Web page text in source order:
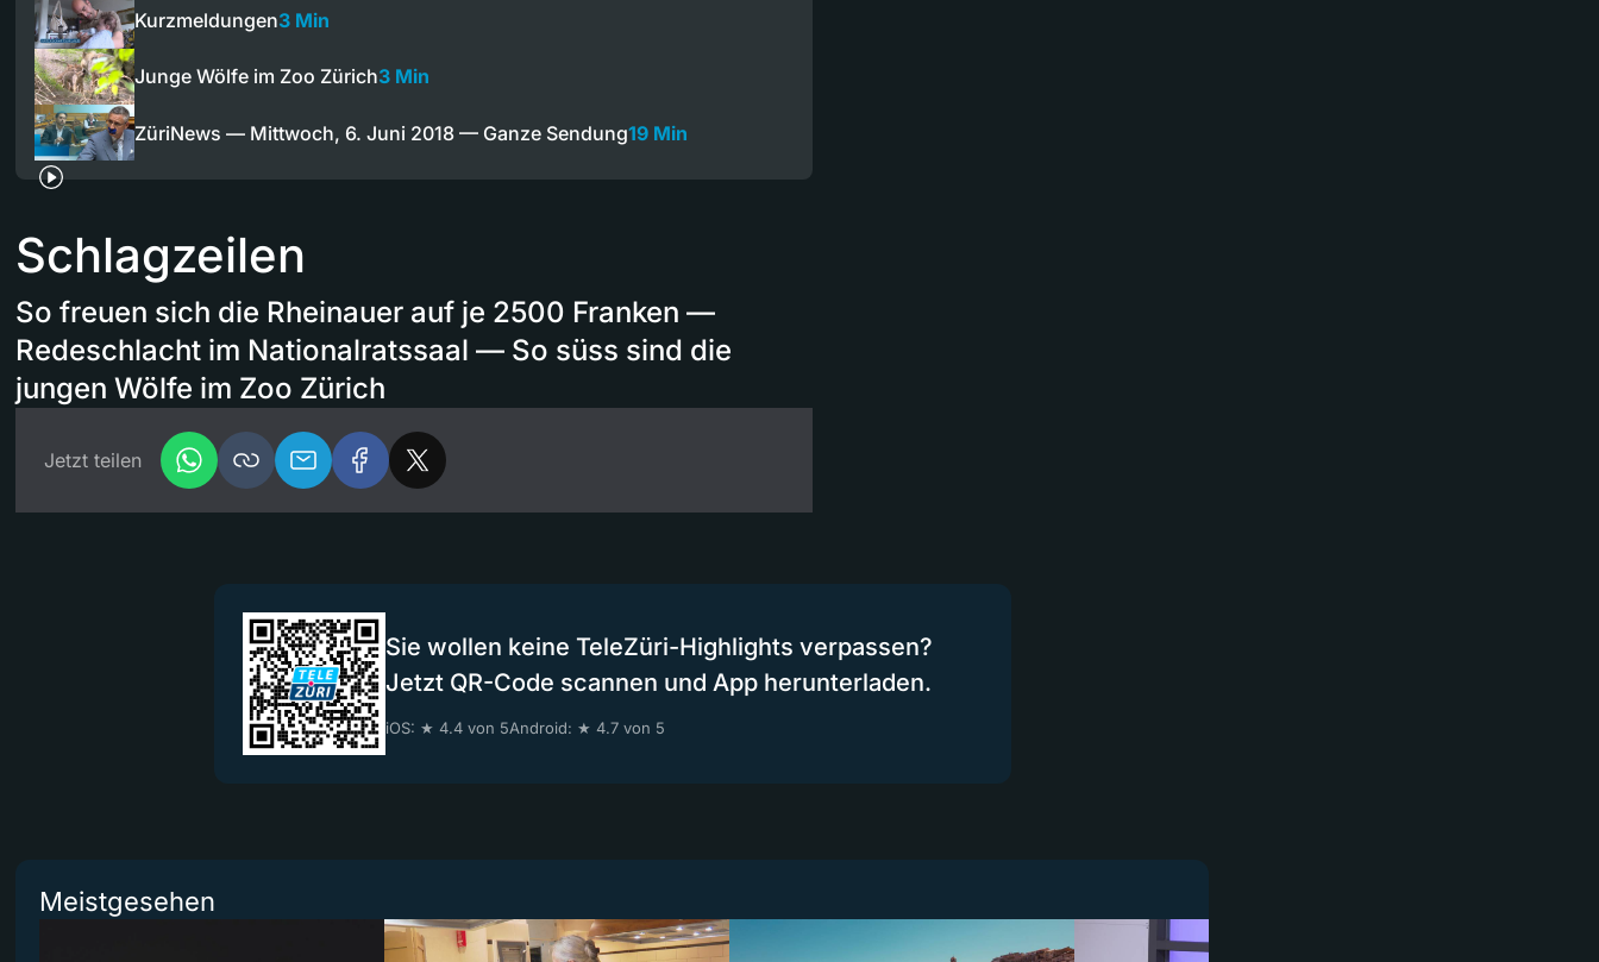
Kurzmeldungen3 Min
Junge Wölfe im Zoo Zürich3 Min
ZüriNews — Mittwoch, 6. Juni 2018 — Ganze Sendung19 Min
Schlagzeilen
So freuen sich die Rheinauer auf je 2500 Franken —
Redeschlacht im Nationalratssaal — So süss sind die
jungen Wölfe im Zoo Zürich
Jetzt teilen
Sie wollen keine TeleZüri-Highlights verpassen?
Jetzt QR-Code scannen und App herunterladen.
iOS: ★ 4.4 von 5Android: ★ 4.7 von 5
Meistgesehen